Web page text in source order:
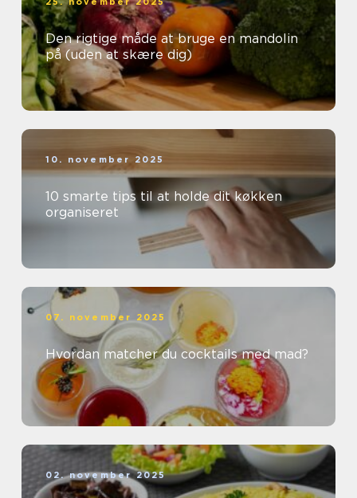
Den rigtige måde at bruge en mandolin
på (uden at skære dig)
10. november 2025
10 smarte tips til at holde dit køkken
organiseret
07. november 2025
Hvordan matcher du cocktails med mad?
02. november 2025